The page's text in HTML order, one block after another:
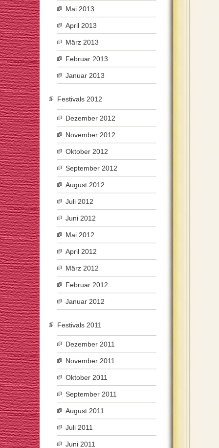
Mai 2013
April 2013
März 2013
Februar 2013
Januar 2013
Festivals 2012
Dezember 2012
November 2012
Oktober 2012
September 2012
August 2012
Juli 2012
Juni 2012
Mai 2012
April 2012
März 2012
Februar 2012
Januar 2012
Festivals 2011
Dezember 2011
November 2011
Oktober 2011
September 2011
August 2011
Juli 2011
Juni 2011